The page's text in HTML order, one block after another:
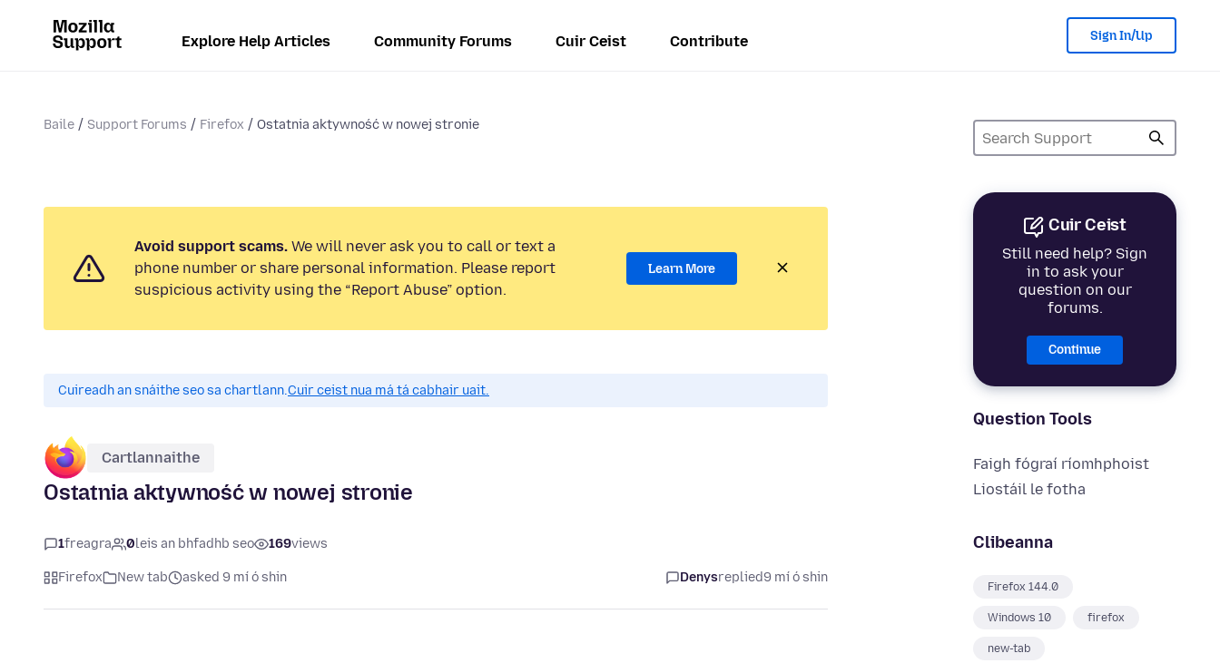
Explore Help Articles Community Forums Cuir Ceist Contribute Sign In/Up
Baile Support Forums Firefox Ostatnia aktywność w nowej stronie
Cuir Ceist
Still need help? Sign
in to ask your
question on our
forums.
Continue
Question Tools
Faigh fógraí ríomhphoist
Liostáil le fotha
Clibeanna
Firefox 144.0
Windows 10 firefox
new-tab
Avoid support scams. We will never ask you to call or text a
phone number or share personal information. Please report
suspicious activity using the “Report Abuse” option.
Learn More
Cuireadh an snáithe seo sa chartlann.Cuir ceist nua má tá cabhair uait.
Cartlannaithe
Ostatnia aktywność w nowej stronie
1freagra 0leis an bhfadhb seo 169views
Firefox New tab asked 9 mí ó shin Denysreplied9 mí ó shin